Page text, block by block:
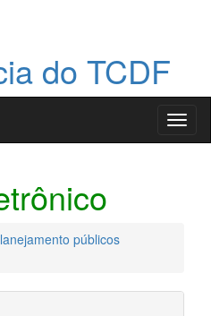
do TCDF
públicos